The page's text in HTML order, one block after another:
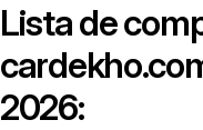
Lista de
2026: